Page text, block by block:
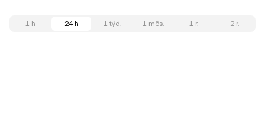
1 h 24 h 1 týd. 1 měs. 1 r. 2 r.